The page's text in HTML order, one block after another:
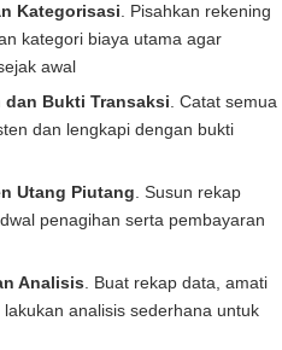
Kategorisasi. Pisahkan rekening
kategori biaya utama agar
awal
dan Bukti Transaksi. Catat semua
dan lengkapi dengan bukti
Utang Piutang. Susun rekap
penagihan serta pembayaran
Analisis. Buat rekap data, amati
analisis sederhana untuk